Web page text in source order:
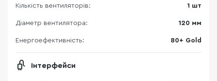
Кількість вентиляторів: 1 шт
Діаметр вентилятора: 120 мм
Енергоефективність: 80+ Gold
Інтерфейси